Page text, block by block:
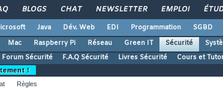
BLOGS CHAT NEWSLETTER EMPLOI
Java Dév. Web EDI Programmation SGBD
Mac Raspberry Pi Réseau Green IT Sécurité
Forum Sécurité F.A.Q Sécurité Livres Sécurité Cours et
!
Règles